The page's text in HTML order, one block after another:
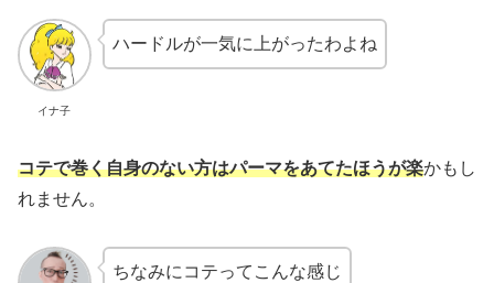
イナ子
ハードルが一気に上がったわよね
コテで巻く自身のない方はパーマをあてたほうが楽かもし
れません。
ちなみにコテってこんな感じ